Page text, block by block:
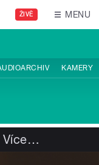
ŽIVĚ MENU
KAMERY
Více…